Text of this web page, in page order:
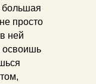
просто
ней
освоишь